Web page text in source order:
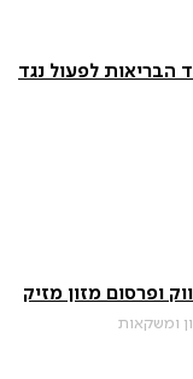
לפעול נגד
ופרסום מזון מזיק
ומשקאות